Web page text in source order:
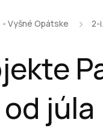
- Vyšné Opátske 2-
júla